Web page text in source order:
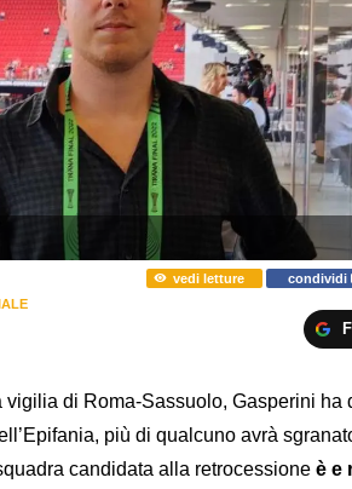
vedi letture condividi
di Roma-Sassuolo, Gasperini ha
più di qualcuno avrà
candidata alla retrocessione è e